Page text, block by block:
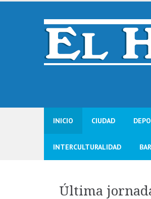
Skip
INICIO CIUDAD
INTERCULTURALIDAD
Última